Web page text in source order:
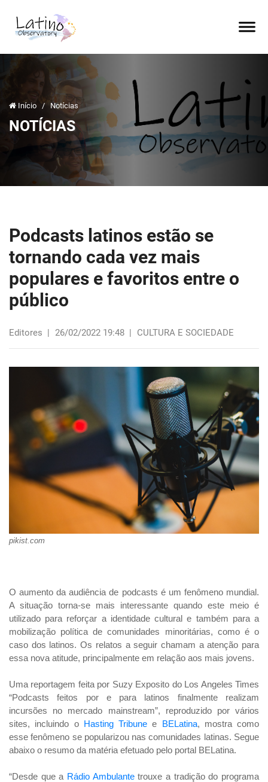
Início / Notícias
NOTÍCIAS
Podcasts latinos estão se
tornando cada vez mais
populares e favoritos entre o
público
Editores | 26/02/2022 19:48 | CULTURA E SOCIEDADE
pikist.com
O aumento da audiência de podcasts é um fenômeno mundial.
A situação torna-se mais interessante quando este meio é
utilizado para reforçar a identidade cultural e também para a
mobilização política de comunidades minoritárias, como é o
caso dos latinos. Os relatos a seguir chamam a atenção para
essa nova atitude, principalmente em relação aos mais jovens.
Uma reportagem feita por Suzy Exposito do Los Angeles Times
“Podcasts feitos por e para latinos finalmente realizam
incursões no mercado mainstream”, reproduzido por vários
sites, incluindo o Hasting Tribune e BELatina, mostra como
esse fenômeno se popularizou nas comunidades latinas. Segue
abaixo o resumo da matéria efetuado pelo portal BELatina.
“Desde que a Rádio Ambulantetrouxe a tradição do programa